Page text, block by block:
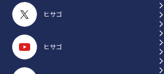
ヒサゴ
ヒサゴ